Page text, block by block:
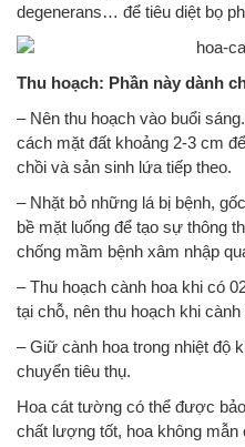
degenerans… để tiêu diệt bọ
Thu hoạch: Phần này dành
– Nên thu hoạch vào buổi
cách mặt đất khoảng 2-3 cm
chồi và sản sinh lứa tiếp theo.
– Nhặt bỏ những lá bị bệnh,
bề mặt luống để tạo sự thông
chống mầm bệnh xâm nhập
– Thu hoạch cành hoa khi có
tại chỗ, nên thu hoạch khi
– Giữ cành hoa trong nhiệt độ
chuyển tiêu thụ.
Hoa cát tường có thể được
chất lượng tốt, hoa không